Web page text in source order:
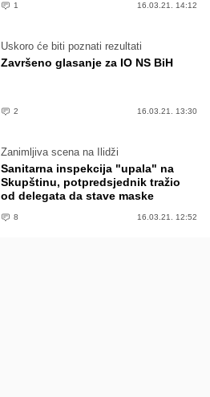
1 16.03.21. 14:12
Uskoro će biti poznati rezultati
Završeno glasanje za IO NS BiH
2 16.03.21. 13:30
Zanimljiva scena na Ilidži
Sanitarna inspekcija "upala" na
Skupštinu, potpredsjednik tražio
od delegata da stave maske
8 16.03.21. 12:52